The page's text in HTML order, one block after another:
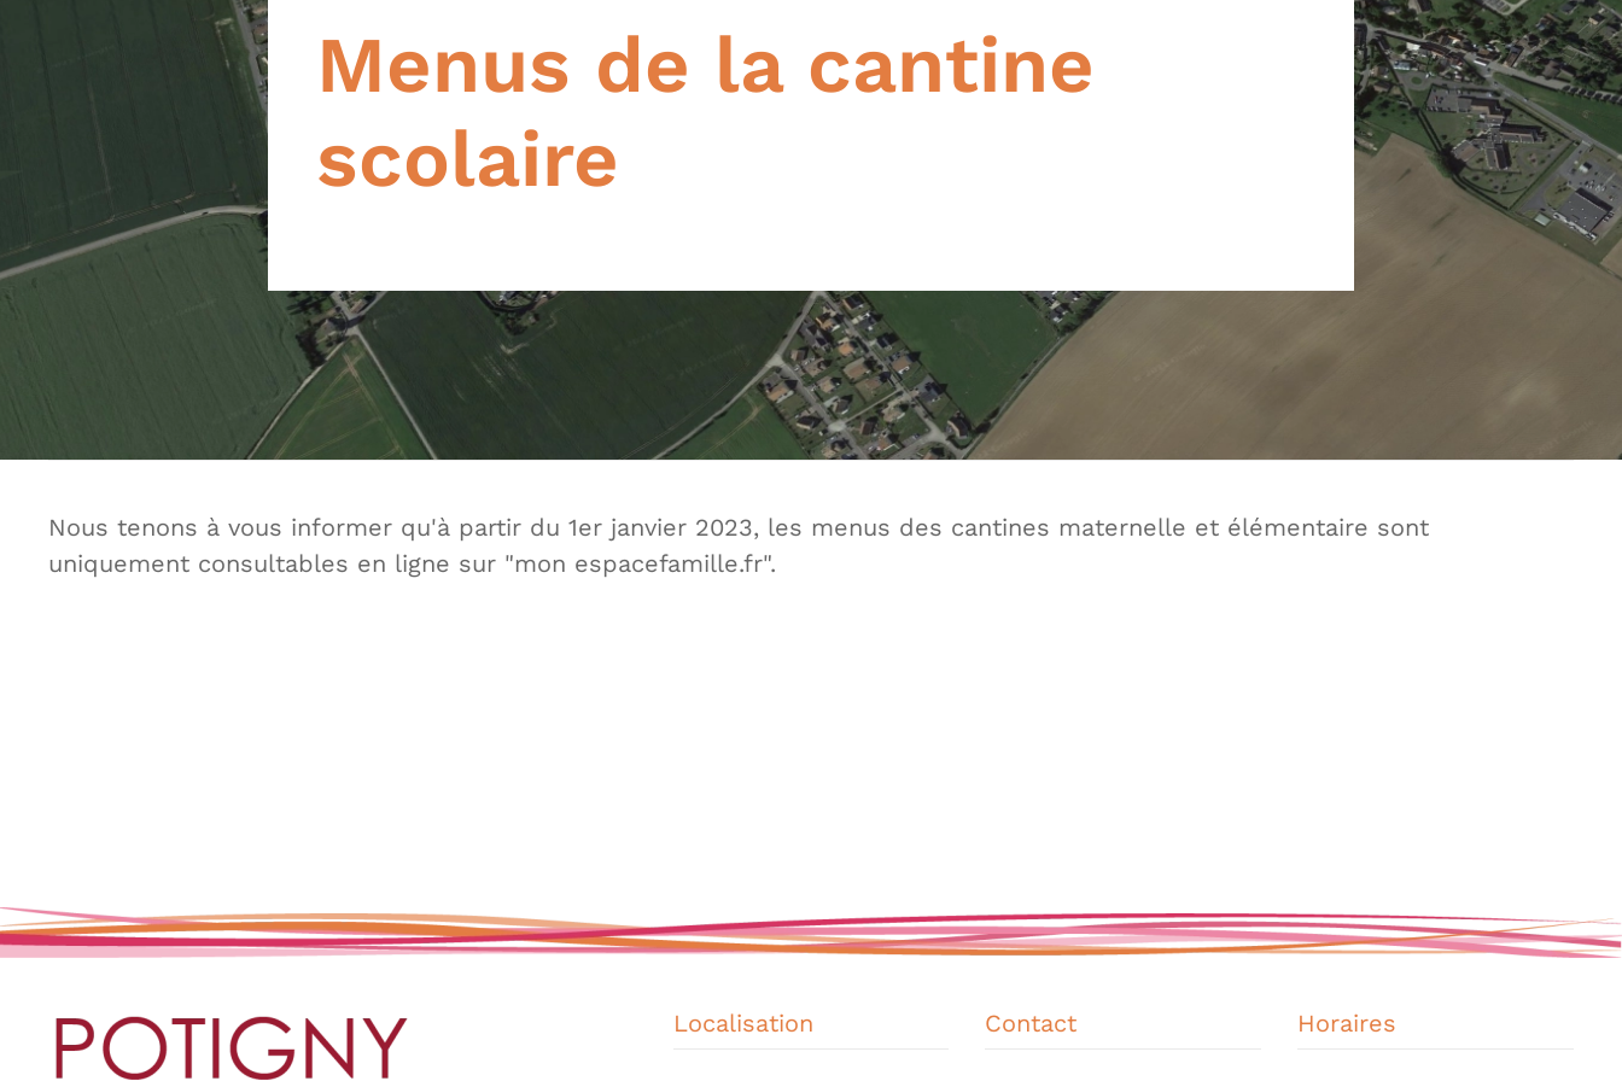
Menus de la cantine
scolaire
Nous tenons à vous informer qu'à partir du 1er janvier 2023, les menus des cantines maternelle et élémentaire sont
uniquement consultables en ligne sur "mon espacefamille.fr".
Localisation Contact Horaires